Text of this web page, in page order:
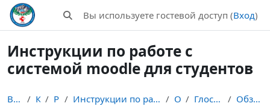
Перейти к основному содержанию
Изменить данные поисковой строки
Вы используете гостевой доступ (Вход)
Инструкции по работе с
системой moodle для студентов
В начало Курсы Разное Инструкции по работе с системой moodle для студентов Общее Глоссарий терминов Обзор по алфавиту